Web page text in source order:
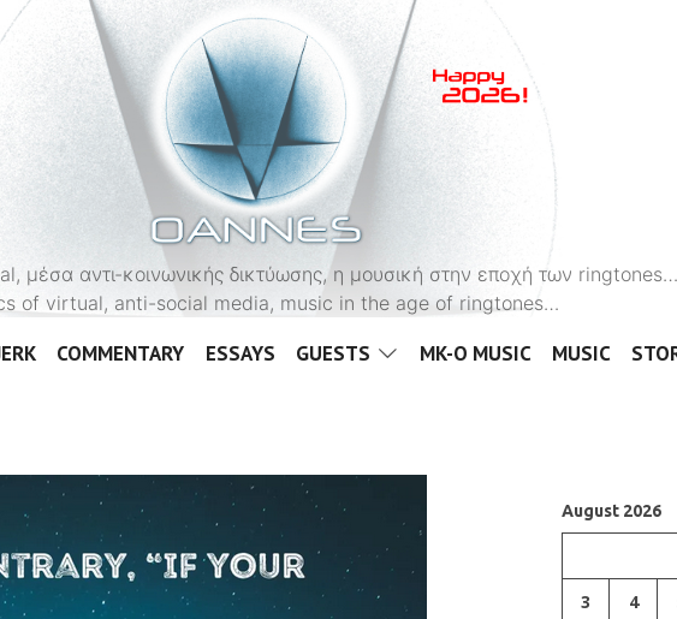
OANNES
μέσα αντι-κοινωνικής δικτύωσης, η μουσική στην εποχή των
of virtual, anti-social media, music in the age of ringtones…
COMMENTARY ESSAYS GUESTS MK-O MUSIC MUSIC
August 2026
3
4